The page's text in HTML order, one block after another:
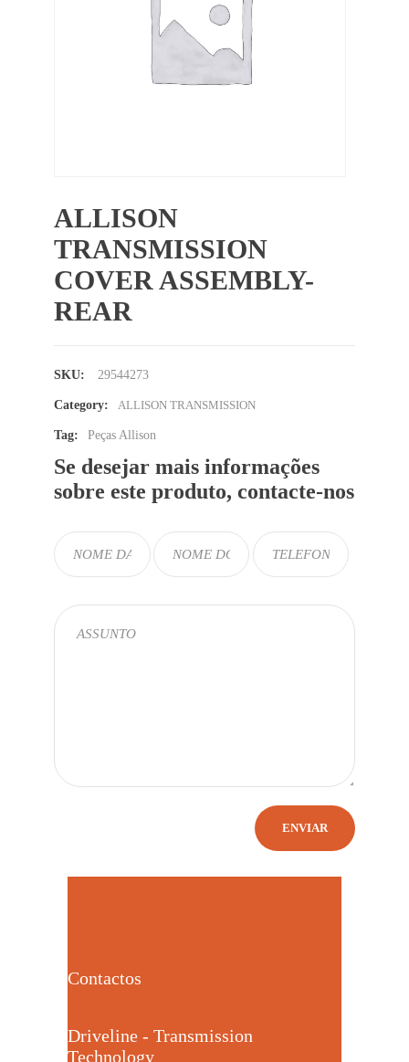
ALLISON
TRANSMISSION
COVER ASSEMBLY-
REAR
SKU: 29544273
Category: ALLISON TRANSMISSION
Tag: Peças Allison
Se desejar mais informações
sobre este produto, contacte-nos
Contactos
Driveline - Transmission
Technology